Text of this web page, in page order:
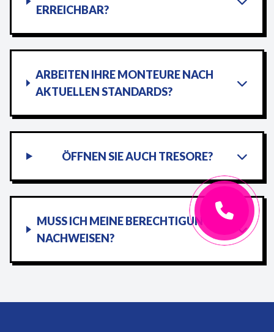
ERREICHBAR?
ARBEITEN IHRE MONTEURE NACH
AKTUELLEN STANDARDS?
ÖFFNEN SIE AUCH TRESORE?
MUSS ICH MEINE BERECHTIGUNG
NACHWEISEN?